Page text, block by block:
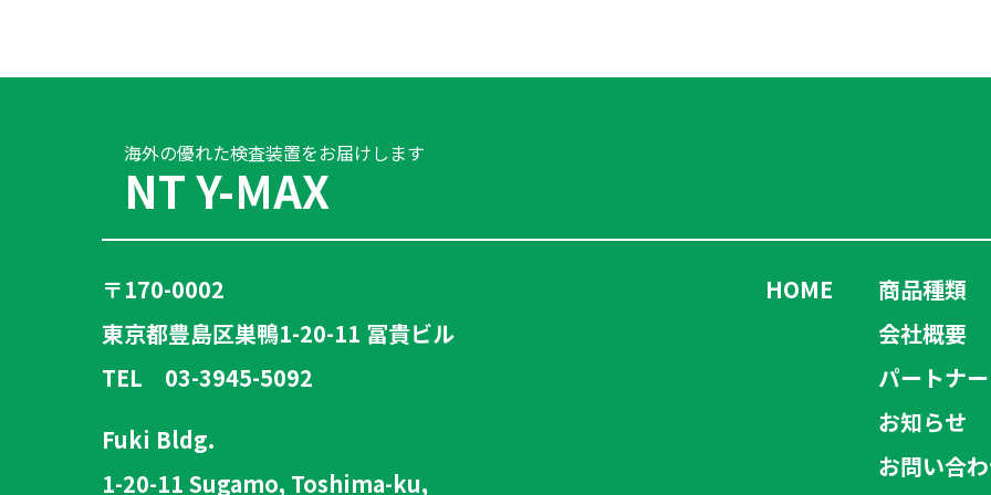
海外の優れた検査装置をお届けします
NT Y-MAX
〒170-0002
東京都豊島区巣鴨1-20-11 冨貴ビル
TEL 03-3945-5092
Fuki Bldg.
1-20-11 Sugamo, Toshima-ku,
HOME
商品種類
会社概要
パートナー
お知らせ
お問い合